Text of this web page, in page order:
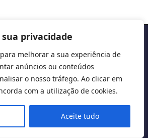
privacidade
melhorar a sua experiência de
anúncios ou conteúdos
o nosso tráfego. Ao clicar em
com a utilização de cookies.
Aceite tudo
International Health Forum
Privacy Policy